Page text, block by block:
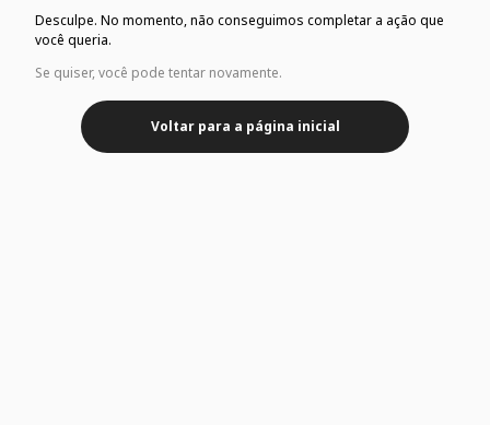
Desculpe. No momento, não conseguimos completar a ação que
você queria.
Se quiser, você pode tentar novamente.
Voltar para a página inicial